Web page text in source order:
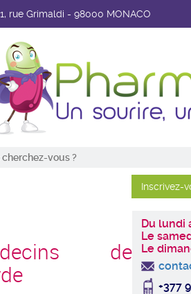
1, rue Grimaldi - 98000 MONACO
pratiques
Ordonnance en ligne
Mon Compte
Du lundi
Le
Le
+377
de